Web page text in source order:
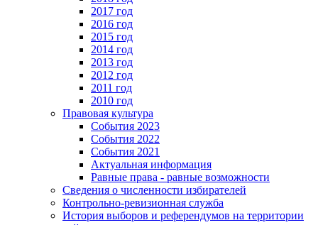
2017 год
2016 год
2015 год
2014 год
2013 год
2012 год
2011 год
2010 год
Правовая культура
События 2023
События 2022
События 2021
Актуальная информация
Равные права - равные возможности
Сведения о численности избирателей
Контрольно-ревизионная служба
История выборов и референдумов на территории